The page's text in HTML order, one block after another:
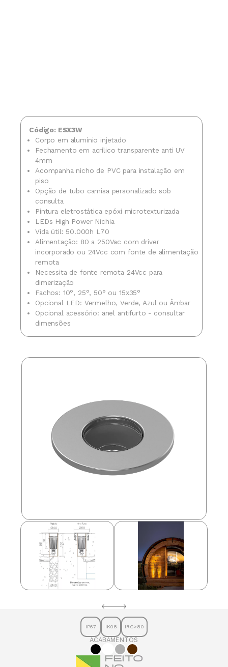
Código: ESX3W
Corpo em alumínio injetado
Fechamento em acrílico transparente anti UV
4mm
Acompanha nicho de PVC para instalação em
piso
Opção de tubo camisa personalizado sob
consulta
Pintura eletrostática epóxi microtexturizada
LEDs High Power Nichia
Vida útil: 50.000h L70
Alimentação: 80 a 250Vac com driver
incorporado ou 24Vcc com fonte de alimentação
remota
Necessita de fonte remota 24Vcc para
dimerização
Fachos: 10°, 25°, 50° ou 15x35°
Opcional LED: Vermelho, Verde, Azul ou Âmbar
Opcional acessório: anel antifurto - consultar
dimensões
IP67 IK08 IRC>80
ACABAMENTOS